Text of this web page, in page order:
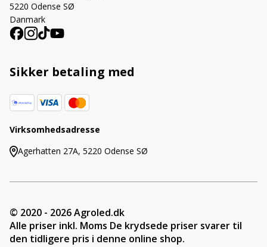
5220 Odense SØ
Danmark
Sikker betaling med
Virksomhedsadresse
Agerhatten 27A, 5220 Odense SØ
© 2020 - 2026 Agroled.dk
Alle priser inkl. Moms De krydsede priser svarer til
den tidligere pris i denne online shop.